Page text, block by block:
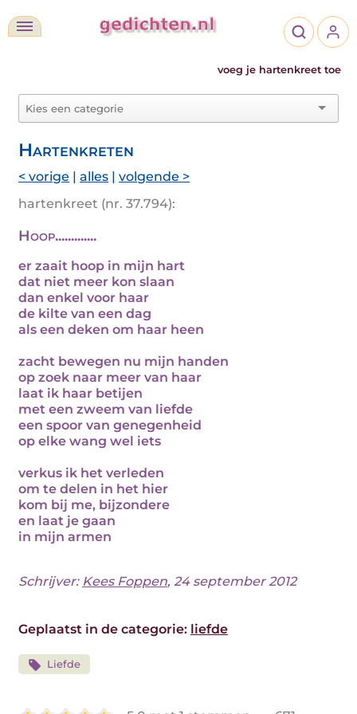
voeg je hartenkreet toe
Hartenkreten
< vorige | alles | volgende >
hartenkreet (nr. 37.794):
Hoop.............
er zaait hoop in mijn hart
dat niet meer kon slaan
dan enkel voor haar
de kilte van een dag
als een deken om haar heen
zacht bewegen nu mijn handen
op zoek naar meer van haar
laat ik haar betijen
met een zweem van liefde
een spoor van genegenheid
op elke wang wel iets
verkus ik het verleden
om te delen in het hier
kom bij me, bijzondere
en laat je gaan
in mijn armen
Schrijver: Kees Foppen, 24 september 2012
Geplaatst in de categorie: liefde
Liefde